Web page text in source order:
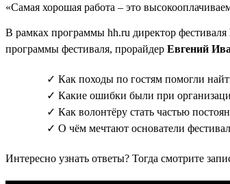
«Самая хорошая работа – это
В рамках программы hh.ru директор фестиваля
программы фестиваля, прорайдер Евгений
✓ Как походы по гостям помогли
✓ Какие ошибки были при
✓ Как волонтёру стать частью
✓ О чём мечтают основатели
Интересно узнать ответы? Тогда смотрите